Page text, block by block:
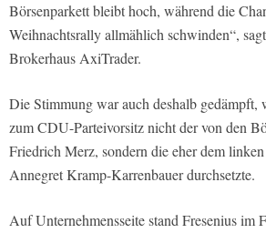
Börsenparkett bleibt hoch, während die
Weihnachtsrally allmählich schwinden“,
Brokerhaus AxiTrader.
Die Stimmung war auch deshalb gedämpft,
zum CDU-Parteivorsitz nicht der von den
Friedrich Merz, sondern die eher dem
Annegret Kramp-Karrenbauer durchsetzte.
Auf Unternehmensseite stand Fresenius im